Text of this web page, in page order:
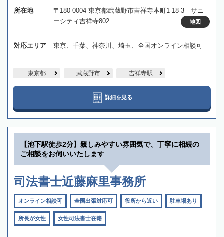
所在地
〒180-0004 東京都武蔵野市吉祥寺本町1-18-3 サニ
ーシティ吉祥寺802
地図
対応エリア 東京、千葉、神奈川、埼玉、全国オンライン相談可
東京都 武蔵野市 吉祥寺駅
詳細を見る
【池下駅徒歩2分】親しみやすい雰囲気で、丁寧に相続の
ご相談をお伺いいたします
司法書士近藤麻里事務所
オンライン相談可 全国出張対応可 役所から近い 駐車場あり
所長が女性 女性司法書士在籍